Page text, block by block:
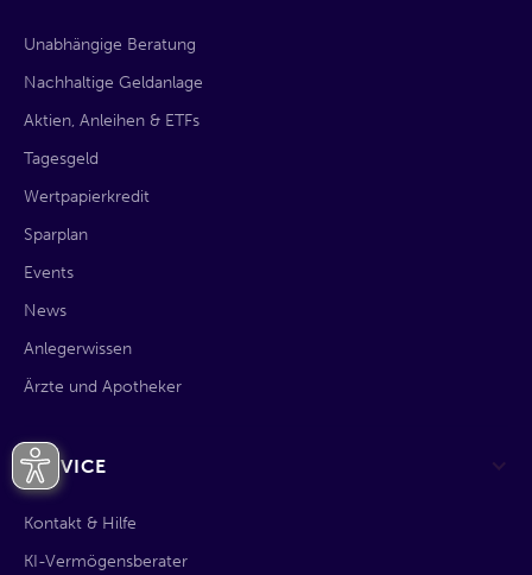
Unabhängige Beratung
Nachhaltige Geldanlage
Aktien, Anleihen & ETFs
Tagesgeld
Wertpapierkredit
Sparplan
Events
News
Anlegerwissen
Ärzte und Apotheker
SERVICE
Kontakt & Hilfe
KI-Vermögensberater